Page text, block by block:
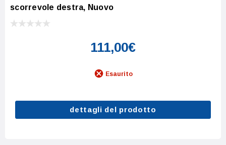
scorrevole destra, Nuovo
111,00€
Esaurito
dettagli del prodotto